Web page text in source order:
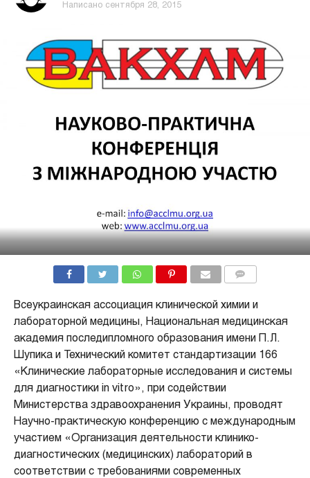
Написано сентября 28, 2015
Всеукраинская ассоциация клинической химии и
лабораторной медицины, Национальная медицинская
академия последипломного образования имени П.Л.
Шупика и Технический комитет стандартизации 166
«Клинические лабораторные исследования и системы
для диагностики in vitro», при содействии
Министерства здравоохранения Украины, проводят
Научно-практическую конференцию с международным
участием «Организация деятельности клинико-
диагностических (медицинских) лабораторий в
соответствии с требованиями современных